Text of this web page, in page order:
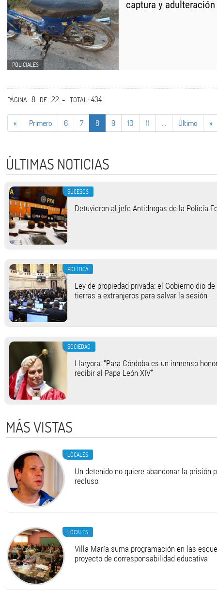
POLICIALES
captura y adulteración
PÁGINA 8 DE 22 - TOTAL: 434
« Primero 6 7 8 9 10 11 Último »
ÚLTIMAS NOTICIAS
SUCESOS
Detuvieron al jefe Antidrogas de la Policía
POLÍTICA
Ley de propiedad privada: el Gobierno dio
tierras a extranjeros para salvar la sesión
SOCIEDAD
Llaryora: “Para Córdoba es un inmenso
recibir al Papa León XIV”
MÁS VISTAS
LOCALES
Un detenido no quiere abandonar la prisión
recluso
LOCALES
Villa María suma programación en las
proyecto de corresponsabilidad educativa